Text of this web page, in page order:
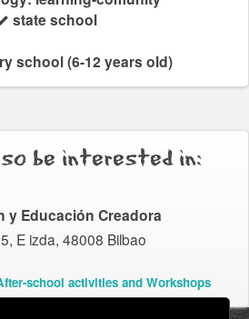
state school
school (6-12 years old)
be interested in:
y Educación Creadora
E izda, 48008 Bilbao
school activities and Workshops